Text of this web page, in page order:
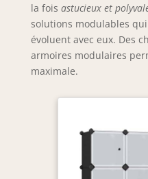
la fois astucieux et
solutions modulables qui
évoluent avec eux. Des
armoires modulaires
maximale.